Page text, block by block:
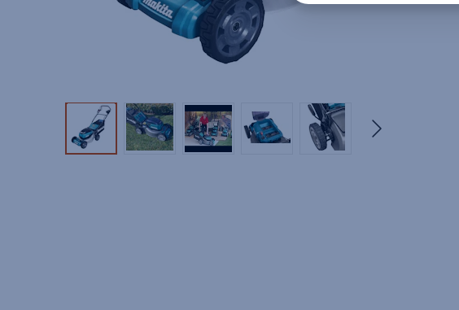
Tuotekuva 1Tuotekuva 2Tuotekuva 3Tuotekuva 4Tuotekuva 5